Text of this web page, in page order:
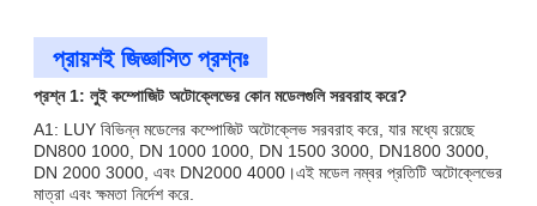
প্রায়শই জিজ্ঞাসিত প্রশ্নঃ
প্রশ্ন 1: লুই কম্পোজিট অটোক্লেভের কোন মডেলগুলি সরবরাহ করে?
A1: LUY বিভিন্ন মডেলের কম্পোজিট অটোক্লেভ সরবরাহ করে, যার মধ্যে রয়েছে
DN800 1000, DN 1000 1000, DN 1500 3000, DN1800 3000,
DN 2000 3000, এবং DN2000 4000।এই মডেল নম্বর প্রতিটি অটোক্লেভের
মাত্রা এবং ক্ষমতা নির্দেশ করে.